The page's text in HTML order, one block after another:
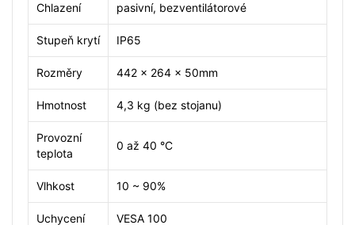
Chlazení pasivní, bezventilátorové
Stupeň krytí IP65
Rozměry 442 x 264 x 50mm
Hmotnost 4,3 kg (bez stojanu)
Provozní
teplota
0 až 40 °C
Vlhkost 10 ~ 90%
Uchycení VESA 100